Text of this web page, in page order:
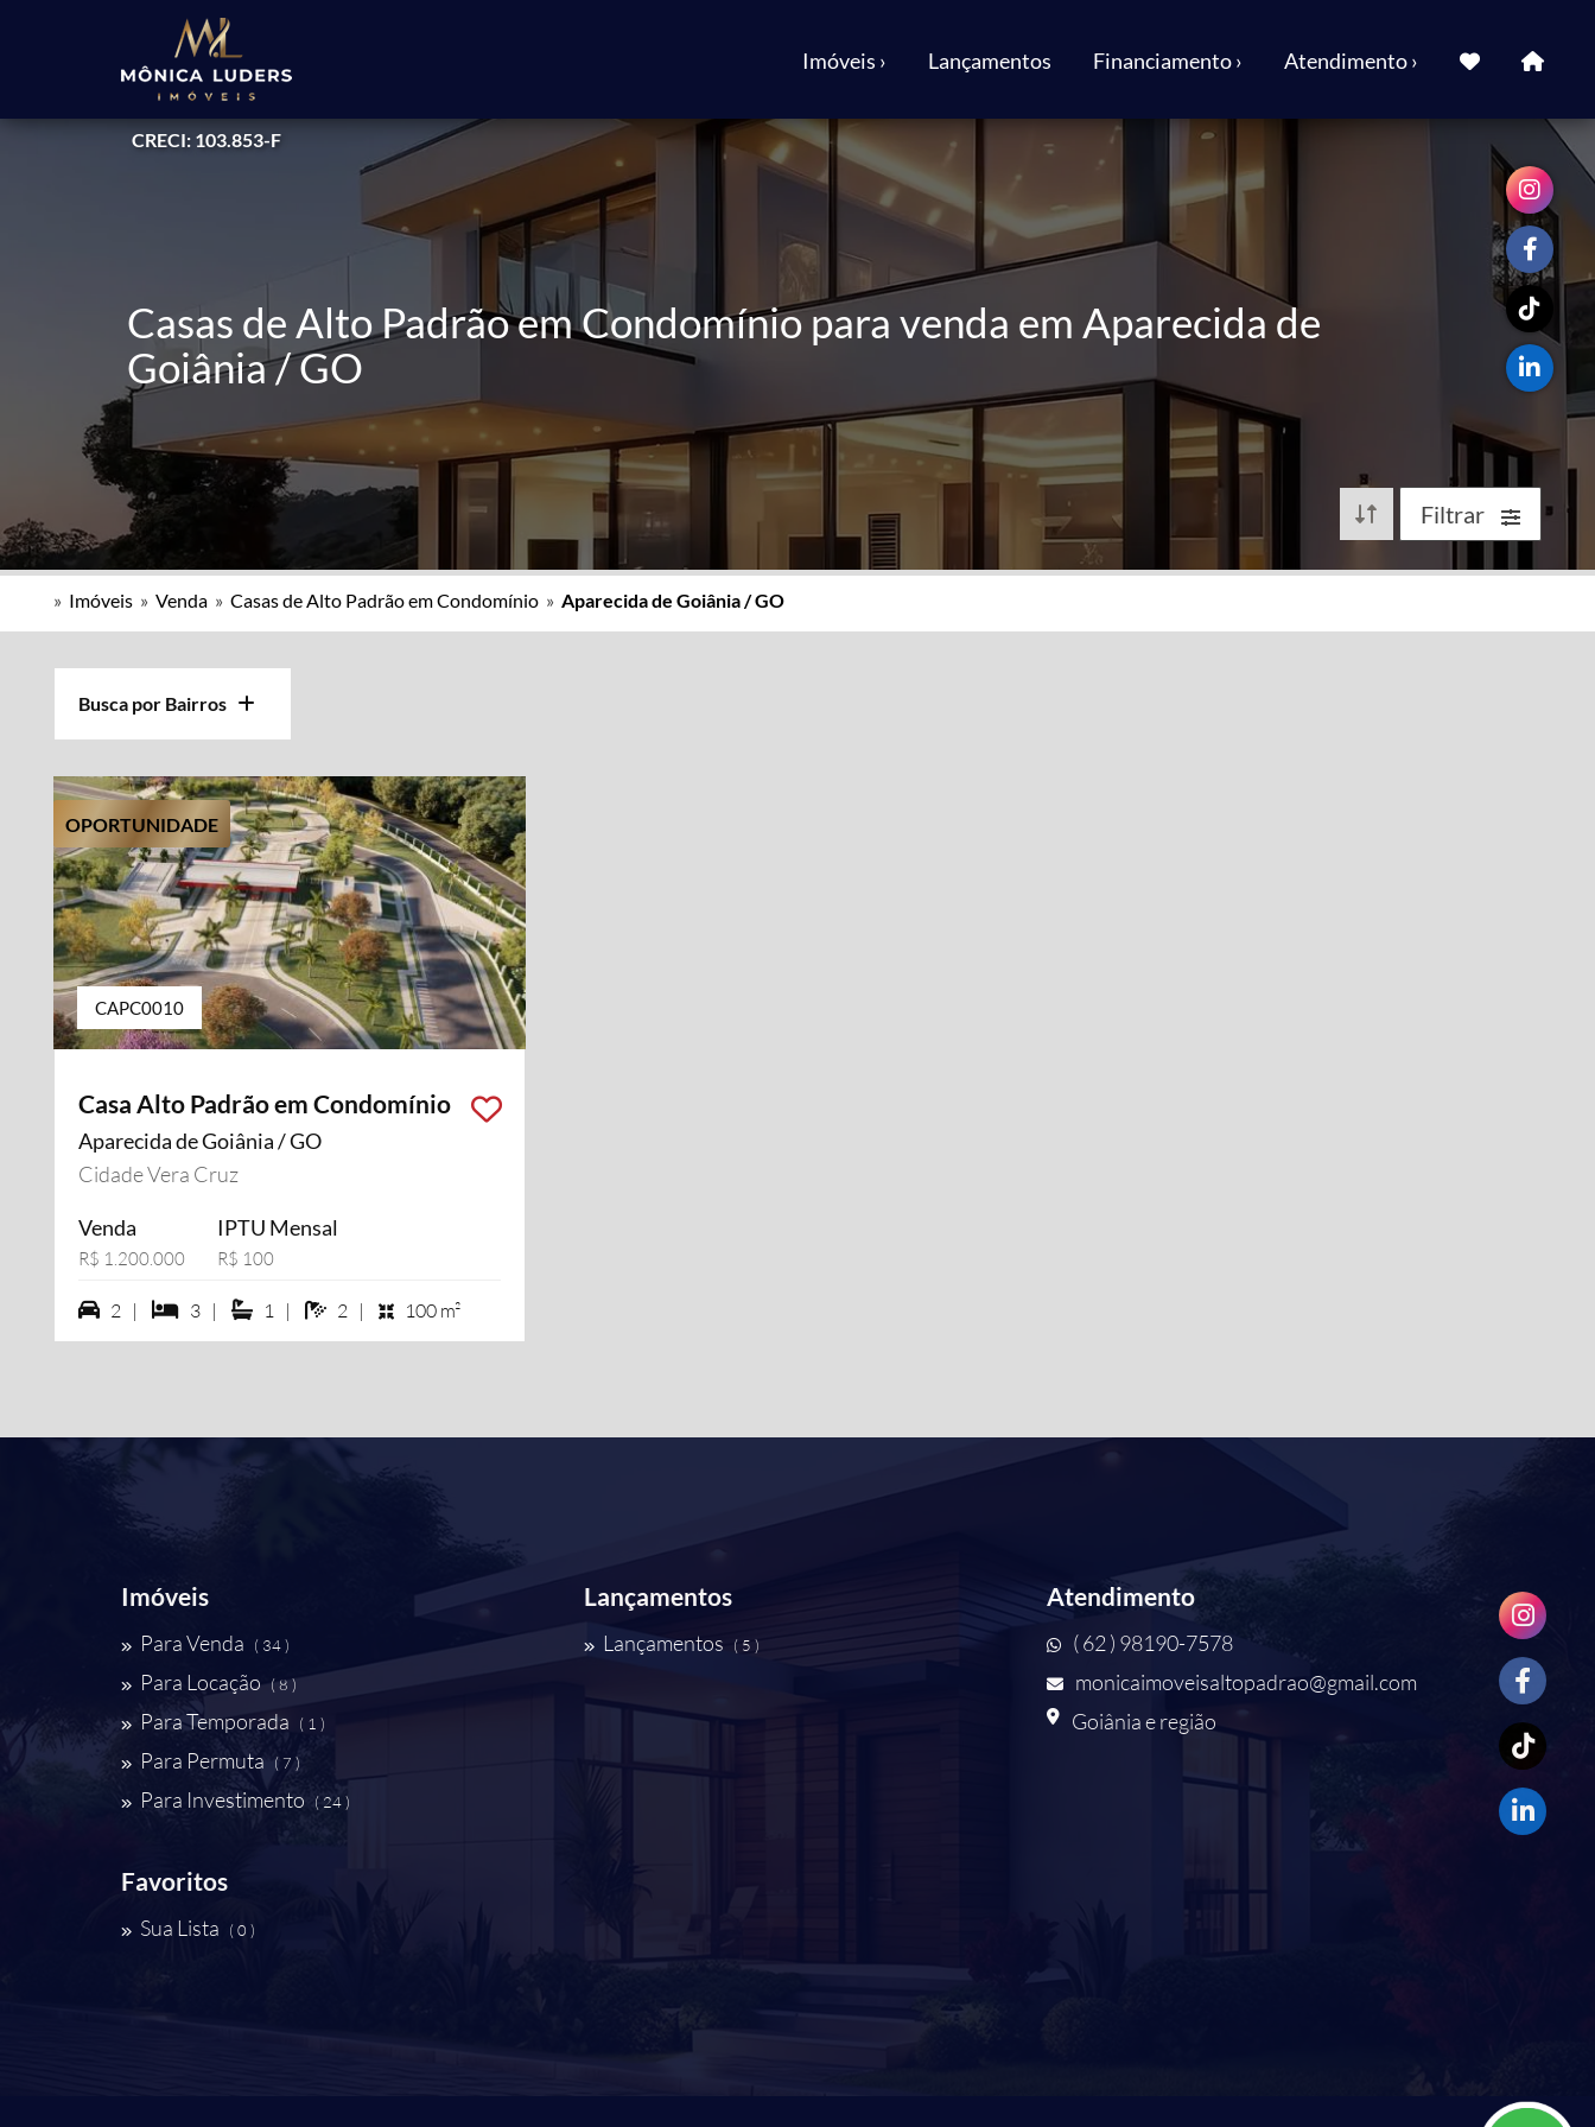
CRECI: 103.853-F
Imóveis › Lançamentos Financiamento › Atendimento ›
Casas de Alto Padrão em Condomínio para venda em Aparecida de
Goiânia / GO
Filtrar
» Imóveis » Venda » Casas de Alto Padrão em Condomínio » Aparecida de Goiânia / GO
Busca por Bairros
OPORTUNIDADE
CAPC0010
Casa Alto Padrão em Condomínio
Aparecida de Goiânia / GO
Cidade Vera Cruz
Venda
R$ 1.200.000
IPTU Mensal
R$ 100
2 vagas na garagem
2 | 3 dormiórios
3 | 1 suítes
1 | 2 banheiros
2 | 100 m²
Imóveis
Para Venda ( 34 )
Para Locação ( 8 )
Para Temporada ( 1 )
Para Permuta ( 7 )
Para Investimento ( 24 )
Favoritos
Sua Lista ( 0 )
Lançamentos
Lançamentos ( 5 )
Atendimento
( 62 ) 98190-7578
monicaimoveisaltopadrao@gmail.com
Goiânia e região